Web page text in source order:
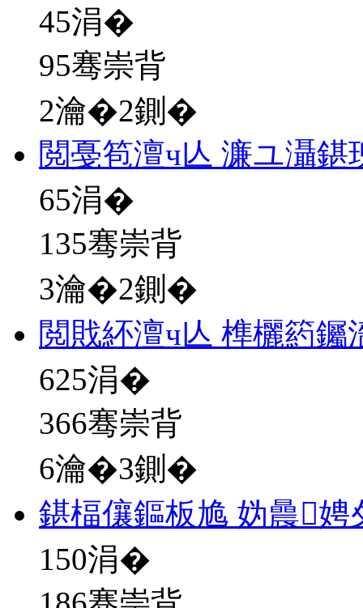
45涓�
95骞崇背
2瀹�2鍘�
閲戞笣澶ч亾 濂ユ灄鍖
65涓�
135骞崇背
3瀹�2鍘�
閲戝紑澶ч亾 榫欐箹
625涓�
366骞崇背
6瀹�3鍘�
鍖楅儴鏂板尯 妫曟
150涓�